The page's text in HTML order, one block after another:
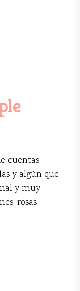
cuentas,
y algún que
y muy
rosas